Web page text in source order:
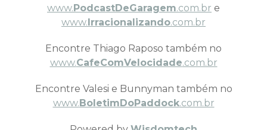
www.PodcastDeGaragem.com.br e
www.Irracionalizando.com.br
Encontre Thiago Raposo também no
www.CafeComVelocidade.com.br
Encontre Valesi e Bunnyman também no
www.BoletimDoPaddock.com.br